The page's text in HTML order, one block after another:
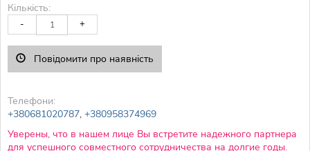
Кількість:
- +
Повідомити про наявність
Телефони:
+380681020787, +380958374969
Уверены, что в нашем лице Вы встретите надежного партнера
для успешного совместного сотрудничества на долгие годы.